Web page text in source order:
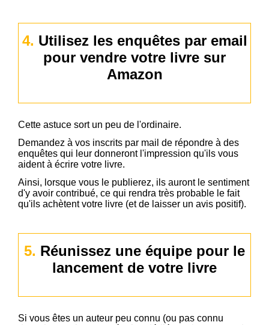
4. Utilisez les enquêtes par email
pour vendre votre livre sur
Amazon
Cette astuce sort un peu de l'ordinaire.
Demandez à vos inscrits par mail de répondre à des
enquêtes qui leur donneront l'impression qu'ils vous
aident à écrire votre livre.
Ainsi, lorsque vous le publierez, ils auront le sentiment
d'y avoir contribué, ce qui rendra très probable le fait
qu'ils achètent votre livre (et de laisser un avis positif).
5. Réunissez une équipe pour le
lancement de votre livre
Si vous êtes un auteur peu connu (ou pas connu